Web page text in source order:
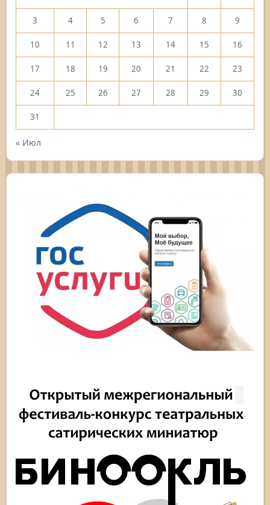
3 4 5 6 7 8 9
10 11 12 13 14 15 16
17 18 19 20 21 22 23
24 25 26 27 28 29 30
31
« Июл